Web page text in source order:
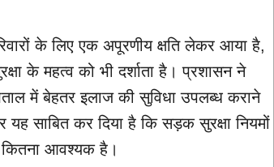
के लिए एक अपूरणीय क्षति लेकर आया है,
के महत्व को भी दर्शाता है। प्रशासन ने
में बेहतर इलाज की सुविधा उपलब्ध कराने
साबित कर दिया है कि सड़क सुरक्षा नियमों
आवश्यक है।